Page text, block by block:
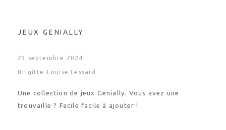
JEUX GENIALLY
23 septembre 2024
Brigitte-Louise Lessard
Une collection de jeux Genially. Vous avez une
trouvaille ? Facile facile à ajouter !